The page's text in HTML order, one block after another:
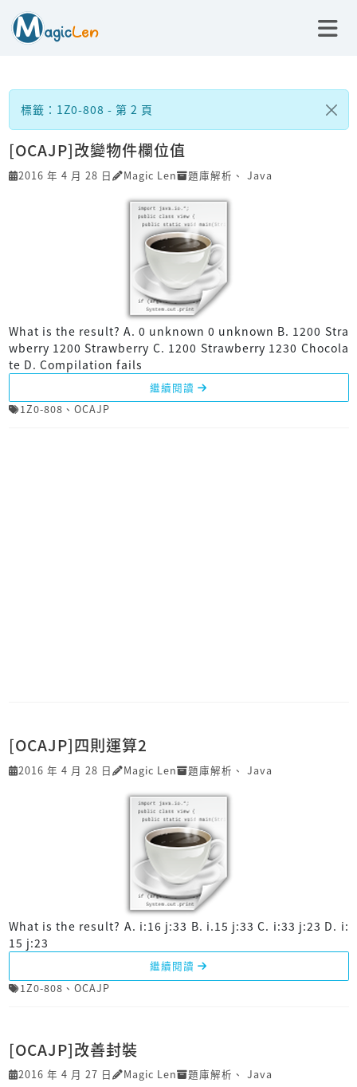
標籤：1Z0-808 - 第 2 頁
[OCAJP]改變物件欄位值
2016 年 4 月 28 日 Magic Len 題庫解析 、 Java
What is the result? A. 0 unknown 0 unknown B. 1200 Stra
wberry 1200 Strawberry C. 1200 Strawberry 1230 Chocola
te D. Compilation fails
繼續閱讀
1Z0-808 、 OCAJP
[OCAJP]四則運算2
2016 年 4 月 28 日 Magic Len 題庫解析 、 Java
What is the result? A. i:16 j:33 B. i.15 j:33 C. i:33 j:23 D. i:
15 j:23
繼續閱讀
1Z0-808 、 OCAJP
[OCAJP]改善封裝
2016 年 4 月 27 日 Magic Len 題庫解析 、 Java